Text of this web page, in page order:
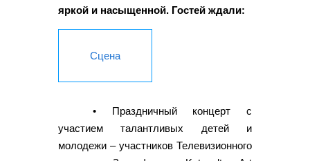
яркой и насыщенной. Гостей ждали:
Сцена
• Праздничный концерт с
участием талантливых детей и
молодежи – участников Телевизионного